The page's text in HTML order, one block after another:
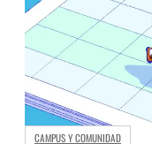
CAMPUS Y COMUNIDAD